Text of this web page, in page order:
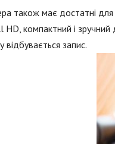
також має достатні для
HD, компактний і зручний
відбувається запис.